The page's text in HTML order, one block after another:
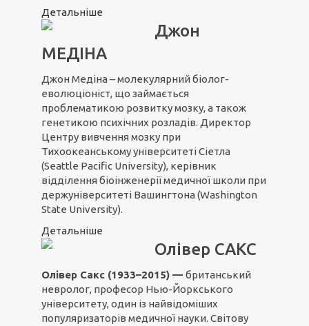
Детальніше
Джон
МЕДІНА
Джон Медіна – молекулярний біолог-
еволюціоніст, що займається
проблематикою розвитку мозку, а також
генетикою психічних розладів. Директор
Центру вивчення мозку при
Тихоокеанському університеті Сіетла
(Seattle Pacific University), керівник
відділення біоінженерії медичної школи при
держуніверситеті Вашингтона (Washington
State University).
Детальніше
Олівер САКС
Олівер Сакс (1933–2015) — британський
невролог, професор Нью-Йоркського
університету, один із найвідоміших
популяризаторів медичної науки. Світову